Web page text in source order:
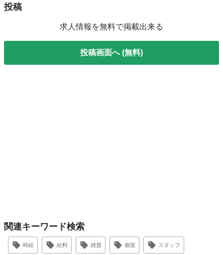
投稿
求人情報を無料で掲載出来る
投稿画面へ (無料)
関連キーワード検索
時給 給料 雑貨 個室 スタッフ